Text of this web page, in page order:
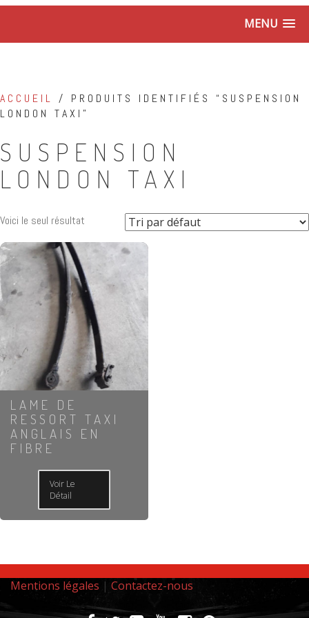
MENU
ACCUEIL / PRODUITS IDENTIFIÉS “SUSPENSION
LONDON TAXI”
SUSPENSION
LONDON TAXI
Voici le seul résultat
LAME DE
RESSORT TAXI
ANGLAIS EN
FIBRE
Voir Le
Détail
Mentions légales | Contactez-nous